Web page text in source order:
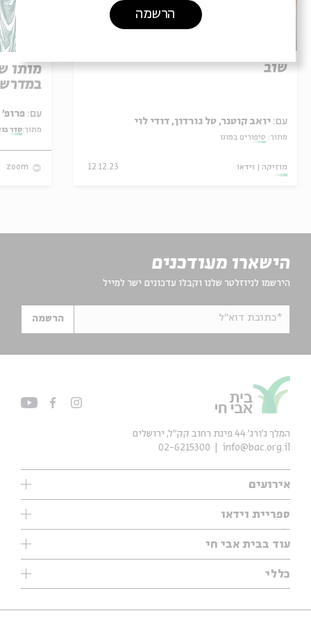
שוב
עם: יואב קוטנר, טל גורדון, דודי לוי
מתוך: סיפורים במונו
מוזיקה וידאו 12.12.23
מותו
עם: פרופ' אביגדור שנאן
מתוך:סדר
zoom
הישארו מעודכנים
הירשמו לניוזלטר שלנו וקבלו עדכונים ישר למייל
*כתובת דוא"ל הרשמה
אירועים
עיון
אנגלית
נוער
סדרות
ספריית וידאו
ילדים
מוזיקה
עיון
מיוחדים
עוד בבית אבי חי
תערוכות
מיוחדים
כללי
אודות
המלך ג'ורג' 44 פינת רחוב קק״ל, ירושלים
info@bac.org.il
02-6215300
הרשמה